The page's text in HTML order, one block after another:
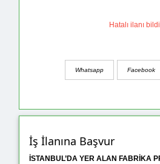
Hatalı ilanı
Whatsapp Facebook
İş İlanına Başvur
İSTANBUL’DA YER ALAN FABRİKA